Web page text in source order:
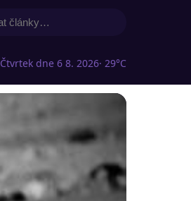
dne 6 8. 2026· 29°C